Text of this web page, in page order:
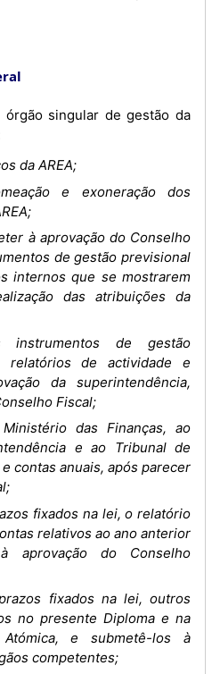
da AREA;
e exoneração dos
à aprovação do Conselho
de gestão previsional
internos que se mostrarem
das atribuições da
de gestão
relatórios de actividade e
da superintendência,
Fiscal;
das Finanças, ao
e ao Tribunal de
contas anuais, após parecer
fixados na lei, o relatório
relativos ao ano anterior
aprovação do Conselho
fixados na lei, outros
no presente Diploma e na
e submetê-los à
competentes;